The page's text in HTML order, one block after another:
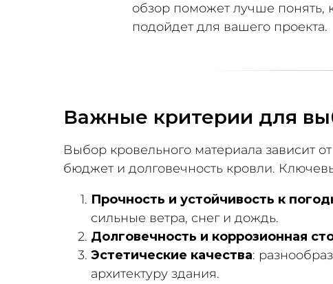
обзор поможет лучше понять,
подойдет для вашего проекта.
Важные критерии для
Выбор кровельного материала зависит
бюджет и долговечность кровли.
Прочность и устойчивость к
сильные ветра, снег и дождь.
Долговечность и коррозионная
Эстетические качества:
архитектуру здания.